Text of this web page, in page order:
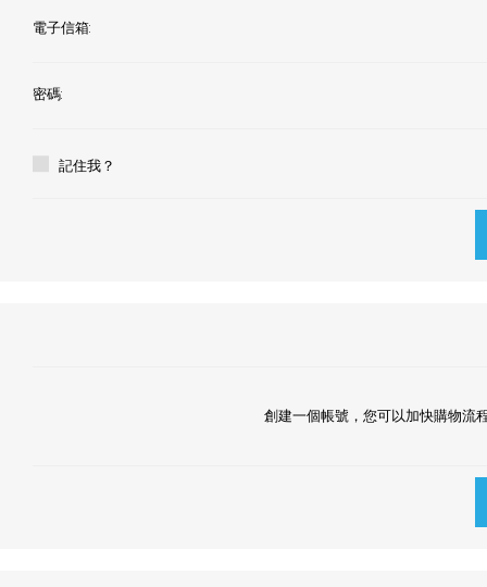
電子信箱:
密碼:
記住我？
創建一個帳號，您可以加快購物流